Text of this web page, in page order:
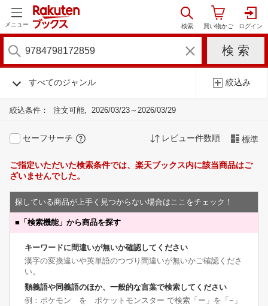
メニュー
すべてのジャンル 絞込み
絞込条件： 注文可能 2026/03/23～2026/03/29
セーフサーチ レビュー件数順 標準
ご指定いただいた検索条件では、楽天ブックス内に該当商品はご
ざいませんでした。
探している商品が上手く見つからない場合はここをチェック！
■ 「検索機能」から商品を探す
キーワードに間違いが無いか確認してください
漢字の変換違いや英単語のつづり間違いが無いかご確認くださ
い。
類義語や同義語のほか、一般的な言葉で検索してください
例：ポケモン を ポケットモンスター で検索「ー」を「−」